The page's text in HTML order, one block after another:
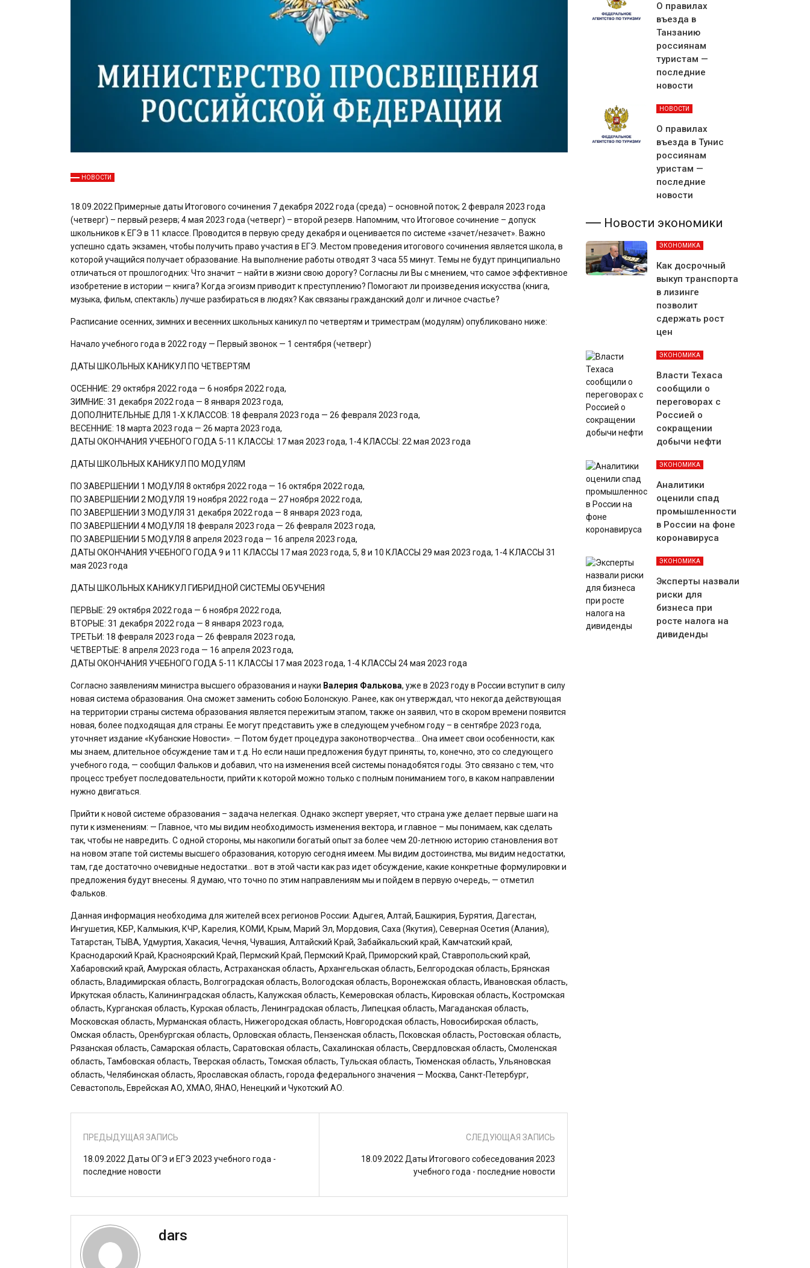
НОВОСТИ
18.09.2022 Примерные даты Итогового сочинения 7 декабря 2022 года (среда) – основной поток; 2 февраля 2023 года
(четверг) – первый резерв; 4 мая 2023 года (четверг) – второй резерв. Напомним, что Итоговое сочинение – допуск
школьников к ЕГЭ в 11 классе. Проводится в первую среду декабря и оценивается по системе «зачет/незачет». Важно
успешно сдать экзамен, чтобы получить право участия в ЕГЭ. Местом проведения итогового сочинения является школа, в
которой учащийся получает образование. На выполнение работы отводят 3 часа 55 минут. Темы не будут принципиально
отличаться от прошлогодних: Что значит – найти в жизни свою дорогу? Согласны ли Вы с мнением, что самое эффективное
изобретение в истории — книга? Когда эгоизм приводит к преступлению? Помогают ли произведения искусства (книга,
музыка, фильм, спектакль) лучше разбираться в людях? Как связаны гражданский долг и личное счастье?
Расписание осенних, зимних и весенних школьных каникул по четвертям и триместрам (модулям) опубликовано ниже:
Начало учебного года в 2022 году — Первый звонок — 1 сентября (четверг)
ДАТЫ ШКОЛЬНЫХ КАНИКУЛ ПО ЧЕТВЕРТЯМ
ОСЕННИЕ: 29 октября 2022 года — 6 ноября 2022 года,
ЗИМНИЕ: 31 декабря 2022 года — 8 января 2023 года,
ДОПОЛНИТЕЛЬНЫЕ ДЛЯ 1-Х КЛАССОВ: 18 февраля 2023 года — 26 февраля 2023 года,
ВЕСЕННИЕ: 18 марта 2023 года — 26 марта 2023 года,
ДАТЫ ОКОНЧАНИЯ УЧЕБНОГО ГОДА 5-11 КЛАССЫ: 17 мая 2023 года, 1-4 КЛАССЫ: 22 мая 2023 года
ДАТЫ ШКОЛЬНЫХ КАНИКУЛ ПО МОДУЛЯМ
ПО ЗАВЕРШЕНИИ 1 МОДУЛЯ 8 октября 2022 года — 16 октября 2022 года,
ПО ЗАВЕРШЕНИИ 2 МОДУЛЯ 19 ноября 2022 года — 27 ноября 2022 года,
ПО ЗАВЕРШЕНИИ 3 МОДУЛЯ 31 декабря 2022 года — 8 января 2023 года,
ПО ЗАВЕРШЕНИИ 4 МОДУЛЯ 18 февраля 2023 года — 26 февраля 2023 года,
ПО ЗАВЕРШЕНИИ 5 МОДУЛЯ 8 апреля 2023 года — 16 апреля 2023 года,
ДАТЫ ОКОНЧАНИЯ УЧЕБНОГО ГОДА 9 и 11 КЛАССЫ 17 мая 2023 года, 5, 8 и 10 КЛАССЫ 29 мая 2023 года, 1-4 КЛАССЫ 31
мая 2023 года
ДАТЫ ШКОЛЬНЫХ КАНИКУЛ ГИБРИДНОЙ СИСТЕМЫ ОБУЧЕНИЯ
ПЕРВЫЕ: 29 октября 2022 года — 6 ноября 2022 года,
ВТОРЫЕ: 31 декабря 2022 года — 8 января 2023 года,
ТРЕТЬИ: 18 февраля 2023 года — 26 февраля 2023 года,
ЧЕТВЕРТЫЕ: 8 апреля 2023 года — 16 апреля 2023 года,
ДАТЫ ОКОНЧАНИЯ УЧЕБНОГО ГОДА 5-11 КЛАССЫ 17 мая 2023 года, 1-4 КЛАССЫ 24 мая 2023 года
Согласно заявлениям министра высшего образования и науки Валерия Фалькова, уже в 2023 году в России вступит в силу
новая система образования. Она сможет заменить собою Болонскую. Ранее, как он утверждал, что некогда действующая
на территории страны система образования является пережитым этапом, также он заявил, что в скором времени появится
новая, более подходящая для страны. Ее могут представить уже в следующем учебном году – в сентябре 2023 года,
уточняет издание «Кубанские Новости». — Потом будет процедура законотворчества… Она имеет свои особенности, как
мы знаем, длительное обсуждение там и т.д. Но если наши предложения будут приняты, то, конечно, это со следующего
учебного года, — сообщил Фальков и добавил, что на изменения всей системы понадобятся годы. Это связано с тем, что
процесс требует последовательности, прийти к которой можно только с полным пониманием того, в каком направлении
нужно двигаться.
Прийти к новой системе образования – задача нелегкая. Однако эксперт уверяет, что страна уже делает первые шаги на
пути к изменениям: — Главное, что мы видим необходимость изменения вектора, и главное – мы понимаем, как сделать
так, чтобы не навредить. С одной стороны, мы накопили богатый опыт за более чем 20-летнюю историю становления вот
на новом этапе той системы высшего образования, которую сегодня имеем. Мы видим достоинства, мы видим недостатки,
там, где достаточно очевидные недостатки… вот в этой части как раз идет обсуждение, какие конкретные формулировки и
предложения будут внесены. Я думаю, что точно по этим направлениям мы и пойдем в первую очередь, — отметил
Фальков.
Данная информация необходима для жителей всех регионов России: Адыгея, Алтай, Башкирия, Бурятия, Дагестан,
Ингушетия, КБР, Калмыкия, КЧР, Карелия, КОМИ, Крым, Марий Эл, Мордовия, Саха (Якутия), Северная Осетия (Алания),
Татарстан, ТЫВА, Удмуртия, Хакасия, Чечня, Чувашия, Алтайский Край, Забайкальский край, Камчатский край,
Краснодарский Край, Красноярский Край, Пермский Край, Пермский Край, Приморский край, Ставропольский край,
Хабаровский край, Амурская область, Астраханская область, Архангельская область, Белгородская область, Брянская
область, Владимирская область, Волгоградская область, Вологодская область, Воронежская область, Ивановская область,
Иркутская область, Калининградская область, Калужская область, Кемеровская область, Кировская область, Костромская
область, Курганская область, Курская область, Ленинградская область, Липецкая область, Магаданская область,
Московская область, Мурманская область, Нижегородская область, Новгородская область, Новосибирская область,
Омская область, Оренбургская область, Орловская область, Пензенская область, Псковская область, Ростовская область,
Рязанская область, Самарская область, Саратовская область, Сахалинская область, Свердловская область, Смоленская
область, Тамбовская область, Тверская область, Томская область, Тульская область, Тюменская область, Ульяновская
область, Челябинская область, Ярославская область, города федерального значения — Москва, Санкт-Петербург,
Севастополь, Еврейская АО, ХМАО, ЯНАО, Ненецкий и Чукотский АО.
ПРЕДЫДУЩАЯ ЗАПИСЬ
18.09.2022 Даты ОГЭ и ЕГЭ 2023 учебного года -
последние новости
СЛЕДУЮЩАЯ ЗАПИСЬ
18.09.2022 Даты Итогового собеседования 2023
учебного года - последние новости
dars
О правилах
въезда в
Танзанию
россиянам
туристам —
последние
новости
НОВОСТИ
О правилах
въезда в Тунис
россиянам
уристам —
последние
новости
Новости экономики
ЭКОНОМИКА
Как досрочный
выкуп транспорта
в лизинге
позволит
сдержать рост
цен
ЭКОНОМИКА
Власти Техаса
сообщили о
переговорах с
Россией о
сокращении
добычи нефти
ЭКОНОМИКА
Аналитики
оценили спад
промышленности
в России на фоне
коронавируса
ЭКОНОМИКА
Эксперты назвали
риски для
бизнеса при
росте налога на
дивиденды